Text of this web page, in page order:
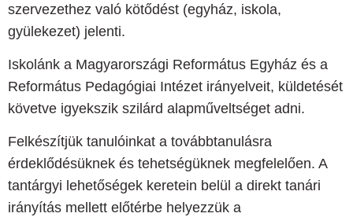
szervezethez való kötődést (egyház, iskola,
gyülekezet) jelenti.
Iskolánk a Magyarországi Református Egyház és a
Református Pedagógiai Intézet irányelveit, küldetését
követve igyekszik szilárd alapműveltséget adni.
Felkészítjük tanulóinkat a továbbtanulásra
érdeklődésüknek és tehetségüknek megfelelően. A
tantárgyi lehetőségek keretein belül a direkt tanári
irányítás mellett előtérbe helyezzük a